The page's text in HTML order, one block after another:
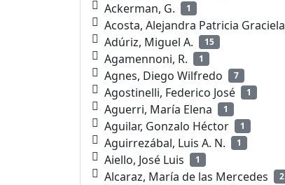
Ackerman, G. 1
Acosta, Alejandra Patricia Graciela
Adúriz, Miguel A. 15
Agamennoni, R. 1
Agnes, Diego Wilfredo 7
Agostinelli, Federico José 1
Aguerri, María Elena 1
Aguilar, Gonzalo Héctor 1
Aguirrezábal, Luis A. N. 1
Aiello, José Luis 1
Alcaraz, María de las Mercedes 2